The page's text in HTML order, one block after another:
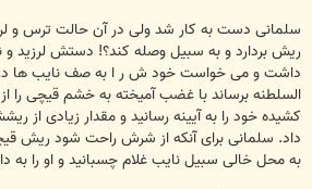
سلمانی دست به کار شد ولی در آن حالت ترس و
ریش بردارد و به سبیل وصله کند؟! دستش لرزید و
داشت و می خواست خود ش ر ا به صف نایب ها
السلطنه برساند با غضب آمیخته به خشم قیچی را
کشیده خود را به آیینه رسانید و مقدار زیادی از
داد. سلمانی برای آنکه از شرش راحت شود ریش
به محل خالی سبیل نایب غلام چسبانید و او را به